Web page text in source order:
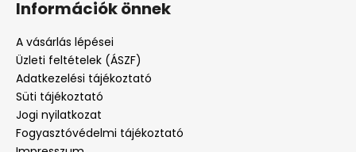
Információk önnek
A vásárlás lépései
Üzleti feltételek (ÁSZF)
Adatkezelési tájékoztató
Süti tájékoztató
Jogi nyilatkozat
Fogyasztóvédelmi tájékoztató